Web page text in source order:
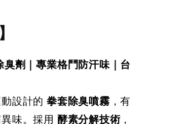
情火紅款
家特殊色系 橄
劑｜專業格鬥防汗味｜台
設計的 拳套除臭噴霧 ，有
味。採用 酵素分解技術，